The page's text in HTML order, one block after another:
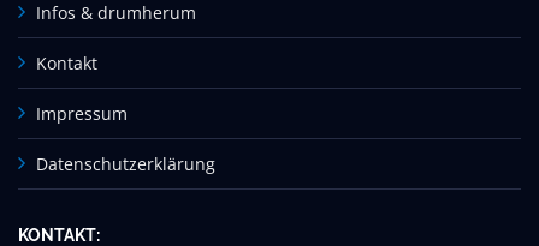
Infos & drumherum
Kontakt
Impressum
Datenschutzerklärung
KONTAKT: